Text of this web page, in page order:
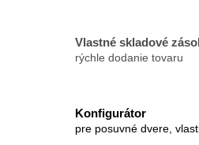
Vlastné skladové
rýchle dodanie tovaru
Konfigurátor
pre posuvné dvere,